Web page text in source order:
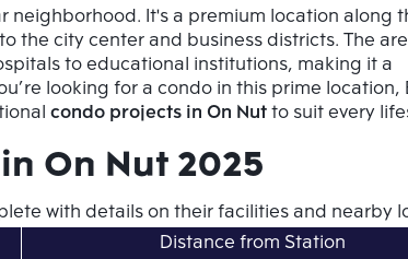
neighborhood. It's a premium location along
the city center and business districts. The
to educational institutions, making it a
looking for a condo in this prime location,
condo projects in On Nut to suit every
On Nut 2025
with details on their facilities and nearby
Distance from Station